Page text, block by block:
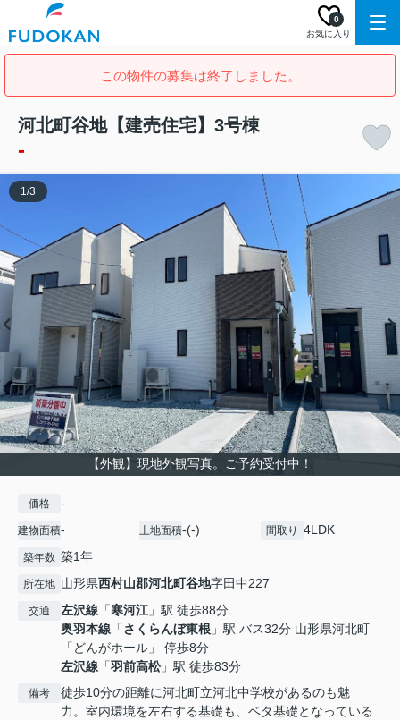
お気に入り
0
この物件の募集は終了しました。
河北町谷地【建売住宅】3号棟
-
【外観】現地外観写真。ご予約受付中！
1/3
価格 -
建物面積- 土地面積-(-) 間取り 4LDK
築年数 築1年
所在地 山形県西村山郡河北町谷地字田中227
交通 左沢線 「寒河江」駅 徒歩88分
奥羽本線 「さくらんぼ東根 」駅 バス32分 山形県河北町
「どんがホール」 停歩8分
左沢線 「羽前高松」駅 徒歩83分
備考
徒歩10分の距離に河北町立河北中学校があるのも魅
力。室内環境を左右する基礎も、ベタ基礎となっている